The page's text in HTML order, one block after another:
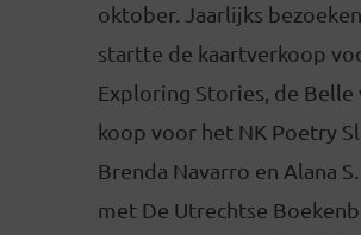
oktober. Jaarlijks
startte de kaartverkoop
Exploring Stories, de Belle
koop voor het NK Poetry
Brenda Navarro en Alana
met De Utrechtse